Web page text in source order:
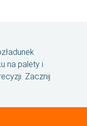
na palety i
Zacznij